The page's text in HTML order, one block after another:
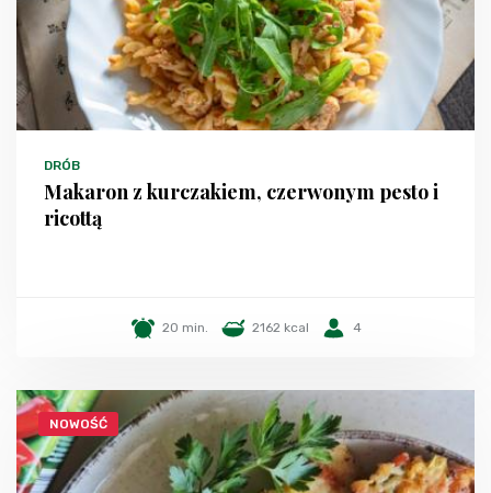
DRÓB
Makaron z kurczakiem, czerwonym pesto i
ricottą
20 min. 2162 kcal 4
NOWOŚĆ